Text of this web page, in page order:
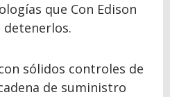
que Con Edison
sólidos controles de
de suministro